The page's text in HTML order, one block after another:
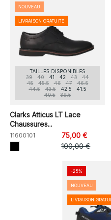
TAILLES DISPONIBLES
39
40 41 42 43
44
45
45.5 46 47
46.5
44.5
43.5 42.5
41.5
40.5
39.5
Clarks Atticus LT Lace
Chaussures...
11600101
75,00 €
100,00 €
NOUVEAU
LIVRAISON GRATUITE
-25%
NOUVEAU
LIVRAISON